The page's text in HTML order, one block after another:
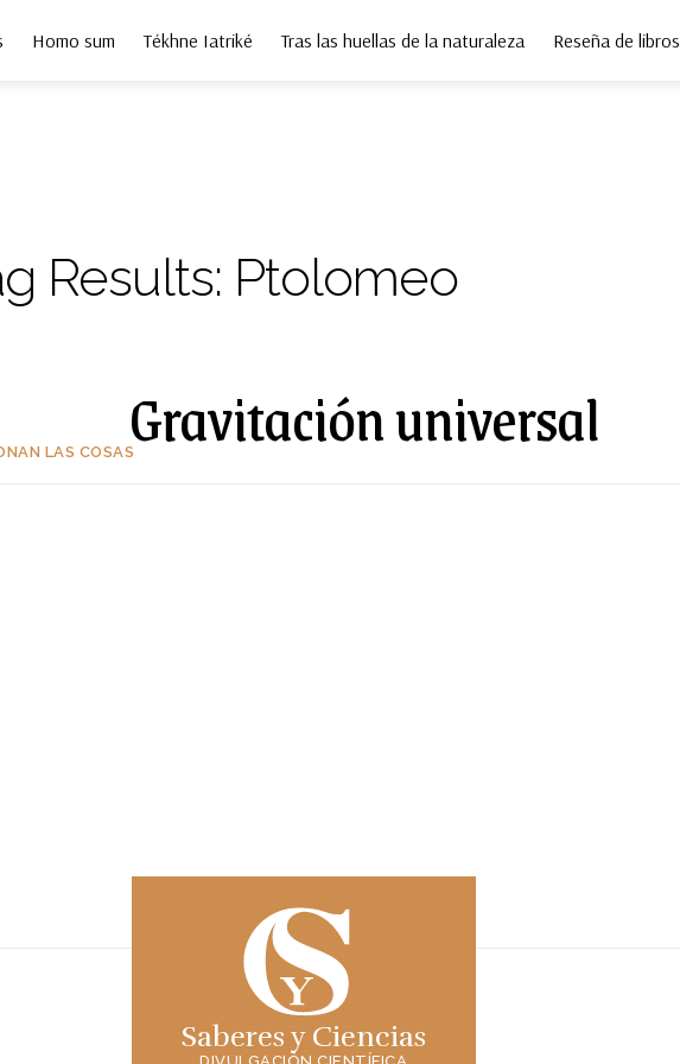
Homo sum Tékhne Iatriké Tras las huellas de la naturaleza Reseña de libros
Results: Ptolomeo
LAS COSASGravitación universal
Saberes y Ciencias
DIVULGACIÓN CIENTÍFICA